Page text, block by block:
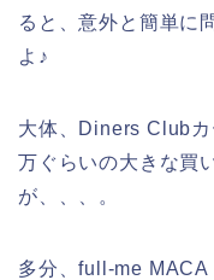
ると、意外と簡単に
よ♪
大体、Diners Club
万ぐらいの大きな買
が、、、。
多分、full-me